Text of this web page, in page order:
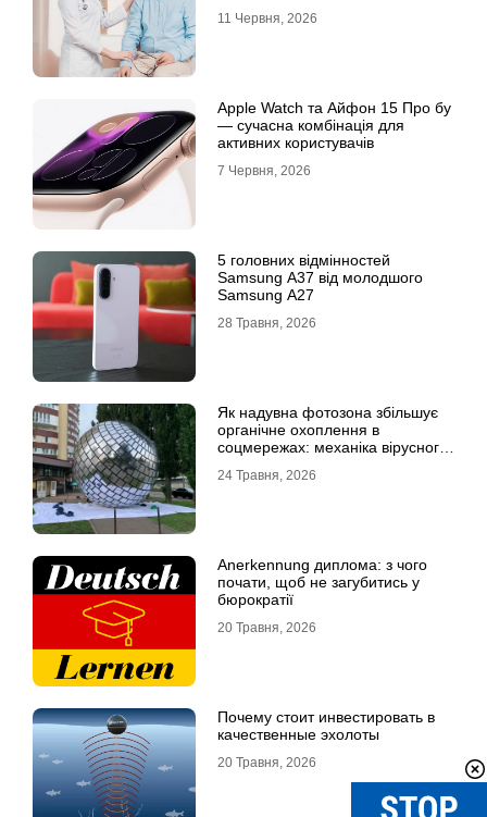
11 Червня, 2026
Apple Watch та Айфон 15 Про бу
— сучасна комбінація для
активних користувачів
7 Червня, 2026
5 головних відмінностей
Samsung A37 від молодшого
Samsung A27
28 Травня, 2026
Як надувна фотозона збільшує
органічне охоплення в
соцмережах: механіка вірусного
24 Травня, 2026
Anerkennung диплома: з чого
почати, щоб не загубитись у
бюрократії
20 Травня, 2026
Почему стоит инвестировать в
качественные эхолоты
20 Травня, 2026